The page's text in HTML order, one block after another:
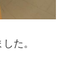
た。